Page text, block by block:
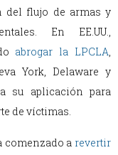
del flujo de armas y
En EE.UU.,
abrogar la LPCLA,
York, Delaware y
a su aplicación para
de víctimas.
comenzado a revertir